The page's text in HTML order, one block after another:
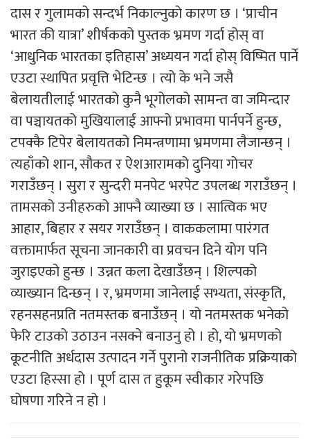
दास र गुलामको सन्दर्भ निकाल्नुको कारण छ । ‘प्राचीन
भारत की यात्रा’ शीर्षकको पुस्तक भ्रमण गर्दा होस् वा
‘आधुनिक भारतका इतिहास’ अध्ययन गर्दा होस् विष्मित पार्ने
एउटा स्थापित प्रवृत्ति भेटिन्छ । त्यो के भने जसै
बेलायतीलाई भारतको कुनै भूगोलको सामन्त वा जमिन्दार
वा पञ्चायतको मुखियालाई आफ्नो प्रभावमा पार्नपर्ने हुन्छ,
टपक्कै टिपेर बेलायतको निमन्त्रणामा भ्रमणमा लैजान्छन् ।
त्यहाँको शान, सौकत र ऐशआरामको दुनिया गोचर
गराउँछन् । सुरा र सुन्दरी मनपेट भरपेट उपलब्ध गराउँछन् ।
तामसको उनीहरुको आफ्नै व्याख्या छ । सात्विक भए
आहार, बिहार र सयर गराउँछन् । वाककलामा पारंगत
वक्तामार्फत सूचना जानकारी वा प्रवचन दिने योग पनि
जुराइएको हुन्छ । उन्नत कला देखाउँछन् । शिल्पको
व्याख्यान दिन्छन् । र, भ्रमणमा जानेलाई सभ्यता, संस्कृति,
रहनसहनप्रति नतमस्तक बनाउँछन् । यो नतमस्तक भनेको
फेरि टाउको उठाउन नसक्ने बनाउनु हो । हो, यो भ्रमणको
कूटनीति अर्धदास उत्पादन गर्ने पुरानो राजनीतिक प्रक्रियाको
एउटा हिस्सा हो । पूर्ण दास त हुकूम स्वीकार गरेपछि
घोषणा गरिने न हो ।